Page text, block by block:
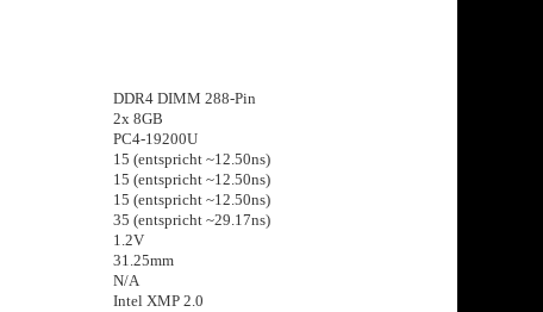
DDR4 DIMM 288-Pin
2x 8GB
PC4-19200U
15 (entspricht ~12.50ns)
15 (entspricht ~12.50ns)
15 (entspricht ~12.50ns)
35 (entspricht ~29.17ns)
1.2V
31.25mm
N/​A
Intel XMP 2.0